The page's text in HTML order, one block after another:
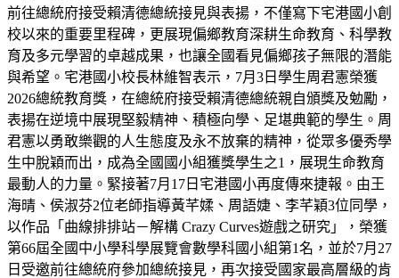
前往總統府接受賴清德總統接見與表揚，不僅寫下宅港國小創
校以來的重要里程碑，更展現偏鄉教育深耕生命教育、科學教
育及多元學習的卓越成果，也讓全國看見偏鄉孩子無限的潛能
與希望。宅港國小校長林維智表示，7月3日學生周君憲榮獲
2026總統教育獎，在總統府接受賴清德總統親自頒獎及勉勵，
表揚在逆境中展現堅毅精神、積極向學、足堪典範的學生。周
君憲以勇敢樂觀的人生態度及永不放棄的精神，從眾多優秀學
生中脫穎而出，成為全國國小組獲獎學生之1，展現生命教育
最動人的力量。緊接著7月17日宅港國小再度傳來捷報。由王
海晴、侯淑芬2位老師指導黃芊媃、周語婕、李芊穎3位同學，
以作品「曲線排排站－解構 Crazy Curves遊戲之研究」，榮獲
第66屆全國中小學科學展覽會數學科國小組第1名，並於7月27
日受邀前往總統府參加總統接見，再次接受國家最高層級的肯